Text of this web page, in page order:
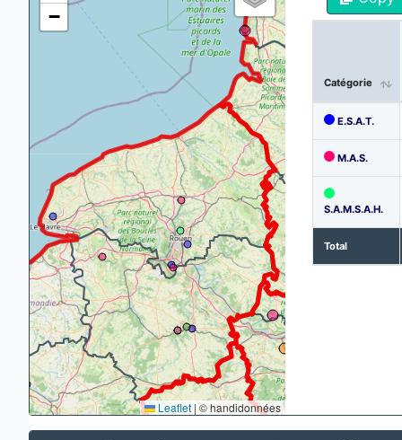
−
Leaflet | © handidonnées
Catégorie
E.S.A.T.
M.A.S.
S.A.M.S.A.H.
Total